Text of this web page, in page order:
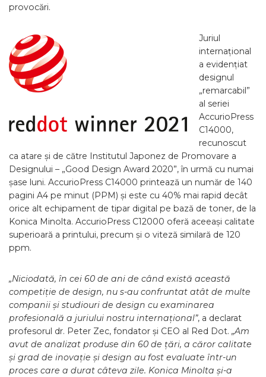
provocări.
Juriul
internațional
a evidențiat
designul
„remarcabil”
al seriei
AccurioPress
C14000,
recunoscut
ca atare și de către Institutul Japonez de Promovare a
Designului – „Good Design Award 2020”, în urmă cu numai
șase luni. AccurioPress C14000 printează un număr de 140
pagini A4 pe minut (PPM) și este cu 40% mai rapid decât
orice alt echipament de tipar digital pe bază de toner, de la
Konica Minolta. AccurioPress C12000 oferă aceeași calitate
superioară a printului, precum și o viteză similară de 120
ppm.
„Niciodată, în cei 60 de ani de când există această
competiție de design, nu s-au confruntat atât de multe
companii și studiouri de design cu examinarea
profesională a juriului nostru internațional”, a declarat
profesorul dr. Peter Zec, fondator și CEO al Red Dot. „Am
avut de analizat produse din 60 de țări, a căror calitate
și grad de inovație și design au fost evaluate într-un
proces care a durat câteva zile. Konica Minolta și-a